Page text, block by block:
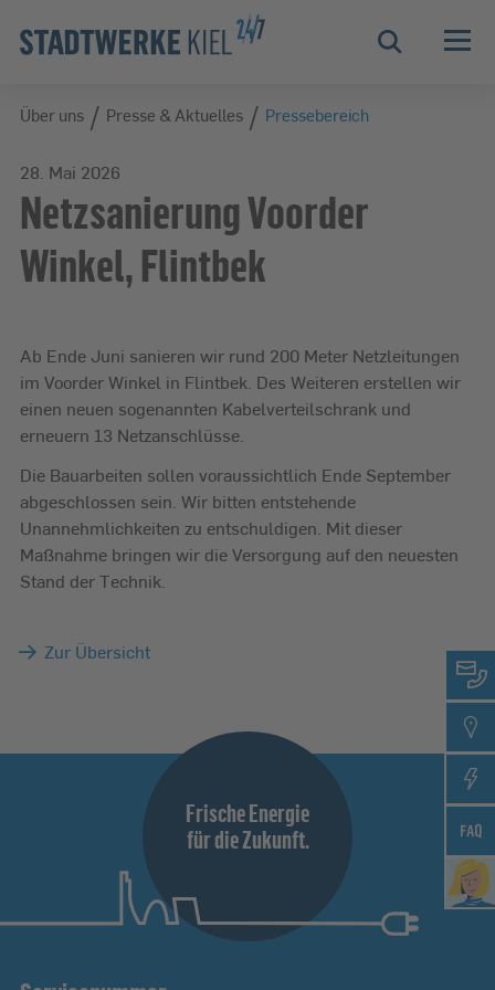
Zur Hauptnavigation springen
Zur Servicelasche springen
Zum Hauptinhalt springen
Zur Footernavigation springen
Suche
Über uns
Über uns / Presse & Aktuelles / Pressebereich
28. Mai 2026
Netzsanierung Voorder
Winkel, Flintbek
Ab Ende Juni sanieren wir rund 200 Meter Netzleitungen
im Voorder Winkel in Flintbek. Des Weiteren erstellen wir
einen neuen sogenannten Kabelverteilschrank und
erneuern 13 Netzanschlüsse.
Die Bauarbeiten sollen voraussichtlich Ende September
abgeschlossen sein. Wir bitten entstehende
Unannehmlichkeiten zu entschuldigen. Mit dieser
Maßnahme bringen wir die Versorgung auf den neuesten
Stand der Technik.
Zur Übersicht
Frische Energie
für die Zukunft.